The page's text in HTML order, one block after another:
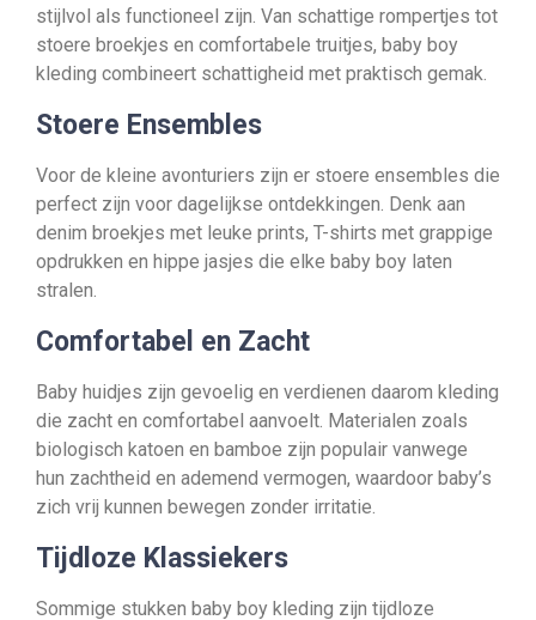
stijlvol als functioneel zijn. Van schattige rompertjes tot
stoere broekjes en comfortabele truitjes, baby boy
kleding combineert schattigheid met praktisch gemak.
Stoere Ensembles
Voor de kleine avonturiers zijn er stoere ensembles die
perfect zijn voor dagelijkse ontdekkingen. Denk aan
denim broekjes met leuke prints, T-shirts met grappige
opdrukken en hippe jasjes die elke baby boy laten
stralen.
Comfortabel en Zacht
Baby huidjes zijn gevoelig en verdienen daarom kleding
die zacht en comfortabel aanvoelt. Materialen zoals
biologisch katoen en bamboe zijn populair vanwege
hun zachtheid en ademend vermogen, waardoor baby’s
zich vrij kunnen bewegen zonder irritatie.
Tijdloze Klassiekers
Sommige stukken baby boy kleding zijn tijdloze